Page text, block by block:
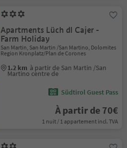
Apartments Lüch dl Cajer -
Farm Holiday
San Martin, San Martin /San Martino, Dolomites
Region Kronplatz/Plan de Corones
1.2 km à partir de San Martin /San
Martino centre de
Südtirol Guest Pass
À partir de 70€
1 nuit / 1 appartement incl. TVA